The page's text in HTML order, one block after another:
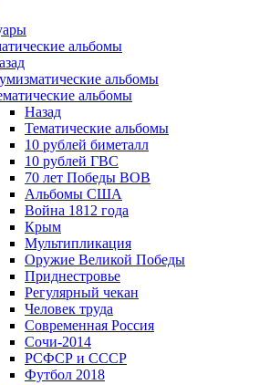
альбомы
альбомы
альбомы
Назад
Тематические альбомы
10 рублей биметалл
10 рублей ГВС
70 лет Победы ВОВ
Альбомы США
Война 1812 года
Крым
Мультипликация
Оружие Великой Победы
Приднестровье
Регулярный чекан
Человек труда
Современная Россия
Сочи-2014
РСФСР и СССР
Футбол 2018